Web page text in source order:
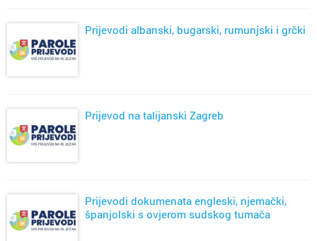
Prijevodi albanski, bugarski, rumunjski i grčki
Prijevod na talijanski Zagreb
Prijevodi dokumenata engleski, njemački,
španjolski s ovjerom sudskog tumača